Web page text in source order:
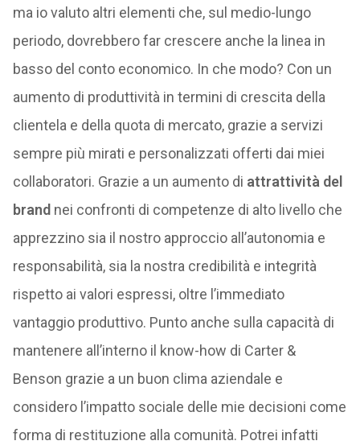
ma io valuto altri elementi che, sul medio-lungo
periodo, dovrebbero far crescere anche la linea in
basso del conto economico. In che modo? Con un
aumento di produttività in termini di crescita della
clientela e della quota di mercato, grazie a servizi
sempre più mirati e personalizzati offerti dai miei
collaboratori. Grazie a un aumento di attrattività del
brand nei confronti di competenze di alto livello che
apprezzino sia il nostro approccio all’autonomia e
responsabilità, sia la nostra credibilità e integrità
rispetto ai valori espressi, oltre l’immediato
vantaggio produttivo. Punto anche sulla capacità di
mantenere all’interno il know-how di Carter &
Benson grazie a un buon clima aziendale e
considero l’impatto sociale delle mie decisioni come
forma di restituzione alla comunità. Potrei infatti